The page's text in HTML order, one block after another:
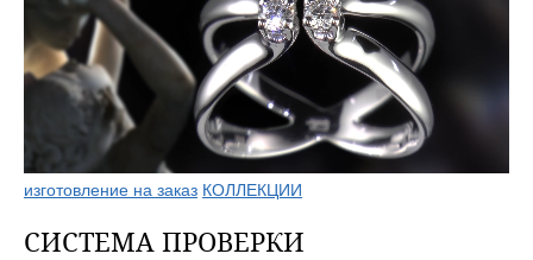
изготовление на заказ КОЛЛЕКЦИИ
СИСТЕМА ПРОВЕРКИ